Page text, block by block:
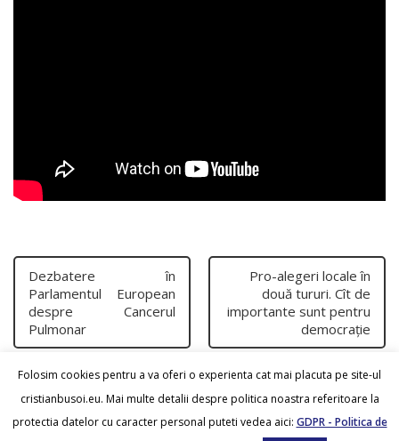
Dezbatere în
Parlamentul European
despre Cancerul
Pulmonar
Pro-alegeri locale în
două tururi. Cît de
importante sunt pentru
democraţie
Folosim cookies pentru a va oferi o experienta cat mai placuta pe site-ul
cristianbusoi.eu. Mai multe detalii despre politica noastra referitoare la
protectia datelor cu caracter personal puteti vedea aici: GDPR - Politica de